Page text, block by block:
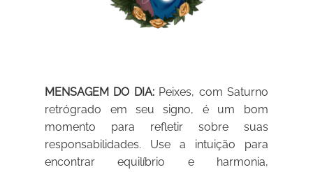
MENSAGEM DO DIA:Peixes, com Saturno
retrógrado em seu signo, é um bom
momento para refletir sobre suas
responsabilidades. Use a intuição para
encontrar equilíbrio e harmonia,